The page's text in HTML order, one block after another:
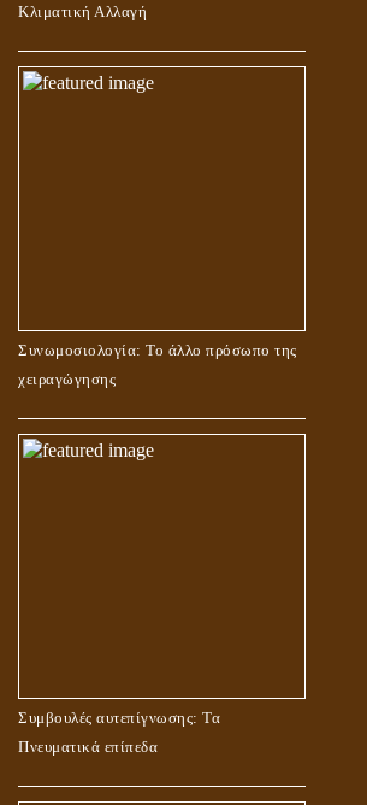
Κλιματική Αλλαγή
Συνωμοσιολογία: Το άλλο πρόσωπο της
χειραγώγησης
Συμβουλές αυτεπίγνωσης: Τα
Πνευματικά επίπεδα